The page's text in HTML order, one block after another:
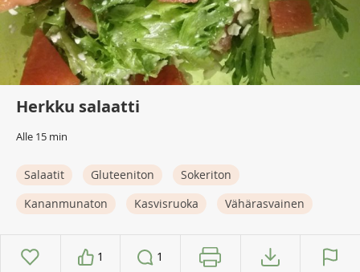
Herkku salaatti
Alle 15 min
Salaatit Gluteeniton
Sokeriton
Kananmunaton
Kasvisruoka Vähärasvainen
1 1